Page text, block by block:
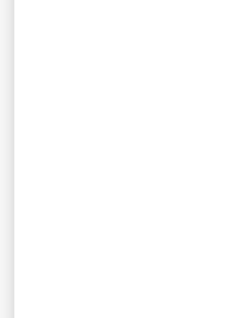
Chez l’enfant de plus
d'un laxatif stimulant
exclusivement sur
comprimé par jour
Il est recommandé de
traitement par la dose
pourra ensuite être
permettant d’obtenir
Ne dépassez pas la
Vous devez éviter de
temps des produits qui
de l’estomac, tels que